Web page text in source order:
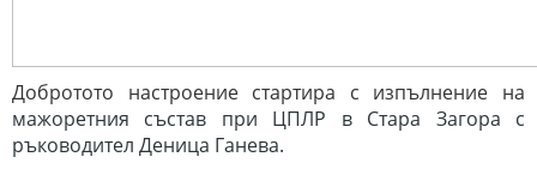
Добротото настроение стартира с изпълнение на
мажоретния състав при ЦПЛР в Стара Загора с
ръководител Деница Ганева.